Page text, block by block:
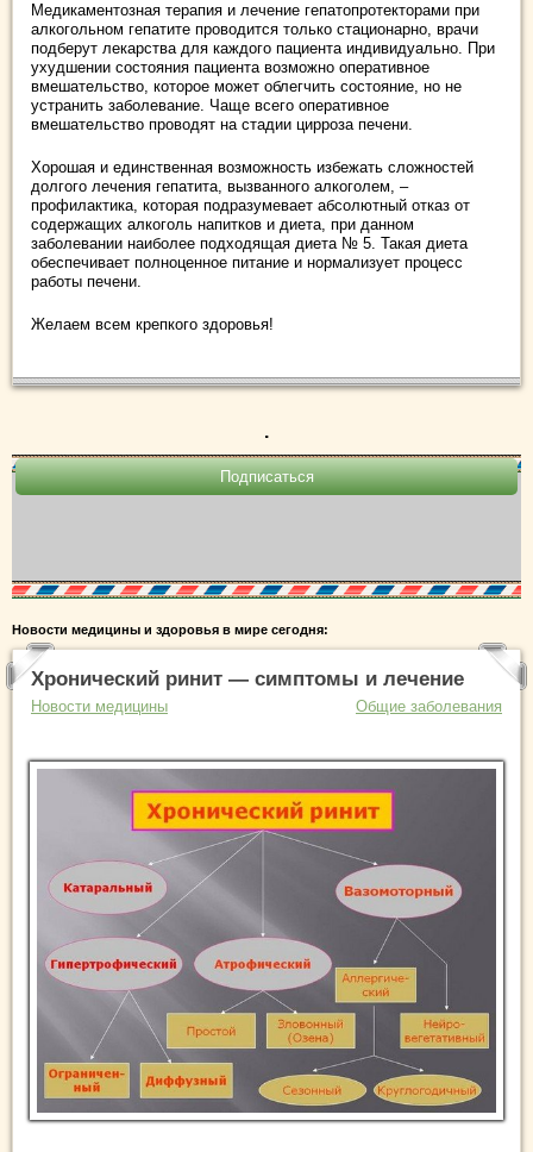
Медикаментозная терапия и лечение гепатопротекторами при
алкогольном гепатите проводится только стационарно, врачи
подберут лекарства для каждого пациента индивидуально. При
ухудшении состояния пациента возможно оперативное
вмешательство, которое может облегчить состояние, но не
устранить заболевание. Чаще всего оперативное
вмешательство проводят на стадии цирроза печени.
Хорошая и единственная возможность избежать сложностей
долгого лечения гепатита, вызванного алкоголем, –
профилактика, которая подразумевает абсолютный отказ от
содержащих алкоголь напитков и диета, при данном
заболевании наиболее подходящая диета № 5. Такая диета
обеспечивает полноценное питание и нормализует процесс
работы печени.
Желаем всем крепкого здоровья!
.
Новости медицины и здоровья в мире сегодня:
Хронический ринит — симптомы и лечение
Новости медицины Общие заболевания